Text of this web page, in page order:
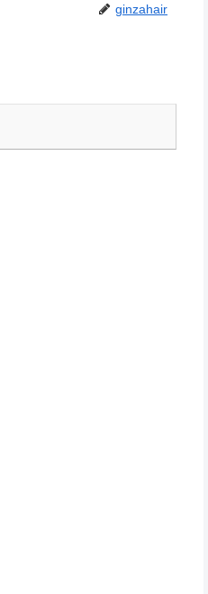
ginzahair